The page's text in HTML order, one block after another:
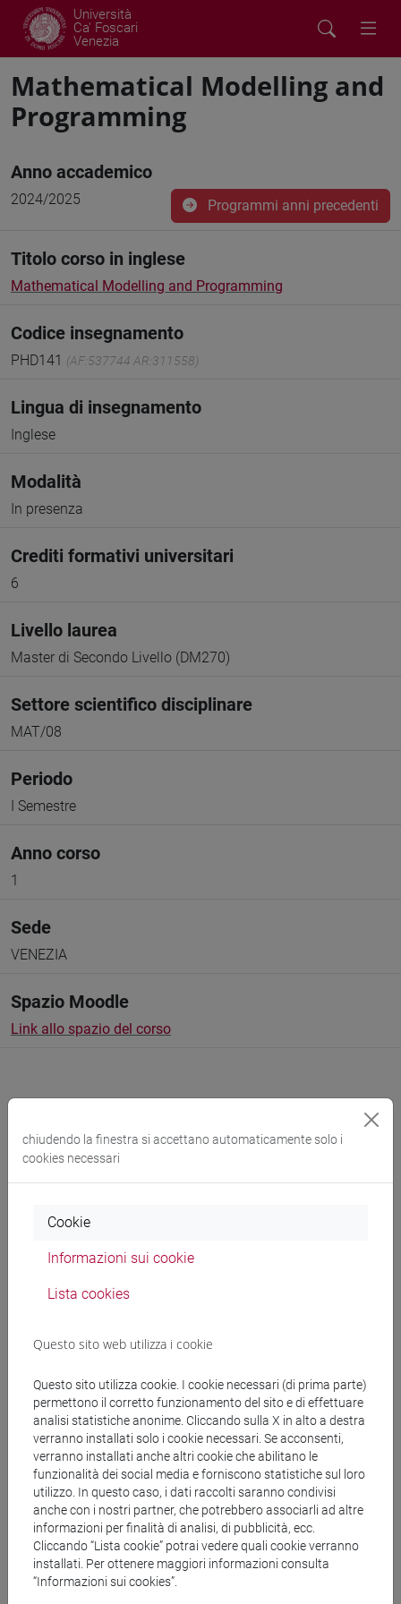
Università
Ca' Foscari
Venezia
Mathematical Modelling and
Programming
Anno accademico
2024/2025 Programmi anni precedenti
Titolo corso in inglese
Mathematical Modelling and Programming
Codice insegnamento
PHD141 (AF:537744 AR:311558)
Lingua di insegnamento
Inglese
Modalità
In presenza
Crediti formativi universitari
6
Livello laurea
Master di Secondo Livello (DM270)
Settore scientifico disciplinare
MAT/08
Periodo
I Semestre
Anno corso
1
Sede
VENEZIA
Spazio Moodle
Link allo spazio del corso
Docenti e corsi di laurea
Programma
Docenti
Materiali su Moodle
Corsi di studio e percorsi
[A40] SCIENCE AND MANAGEMENT OF
CLIMATE CHANGE - Master di Secondo Livello
(DM270)
chiudendo la finestra si accettano automaticamente solo i
cookies necessari
Cookie
Informazioni sui cookie
Lista cookies
Questo sito web utilizza i cookie
Questo sito utilizza cookie. I cookie necessari (di prima parte)
permettono il corretto funzionamento del sito e di effettuare
analisi statistiche anonime. Cliccando sulla X in alto a destra
verranno installati solo i cookie necessari. Se acconsenti,
verranno installati anche altri cookie che abilitano le
funzionalità dei social media e forniscono statistiche sul loro
utilizzo. In questo caso, i dati raccolti saranno condivisi
anche con i nostri partner, che potrebbero associarli ad altre
informazioni per finalità di analisi, di pubblicità, ecc.
Cliccando “Lista cookie” potrai vedere quali cookie verranno
installati. Per ottenere maggiori informazioni consulta
“Informazioni sui cookies”.